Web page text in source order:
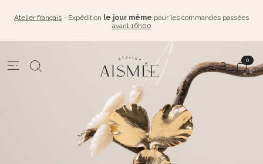
Atelier français - Expédition le jour même pour les commandes passées
avant 16h00
0